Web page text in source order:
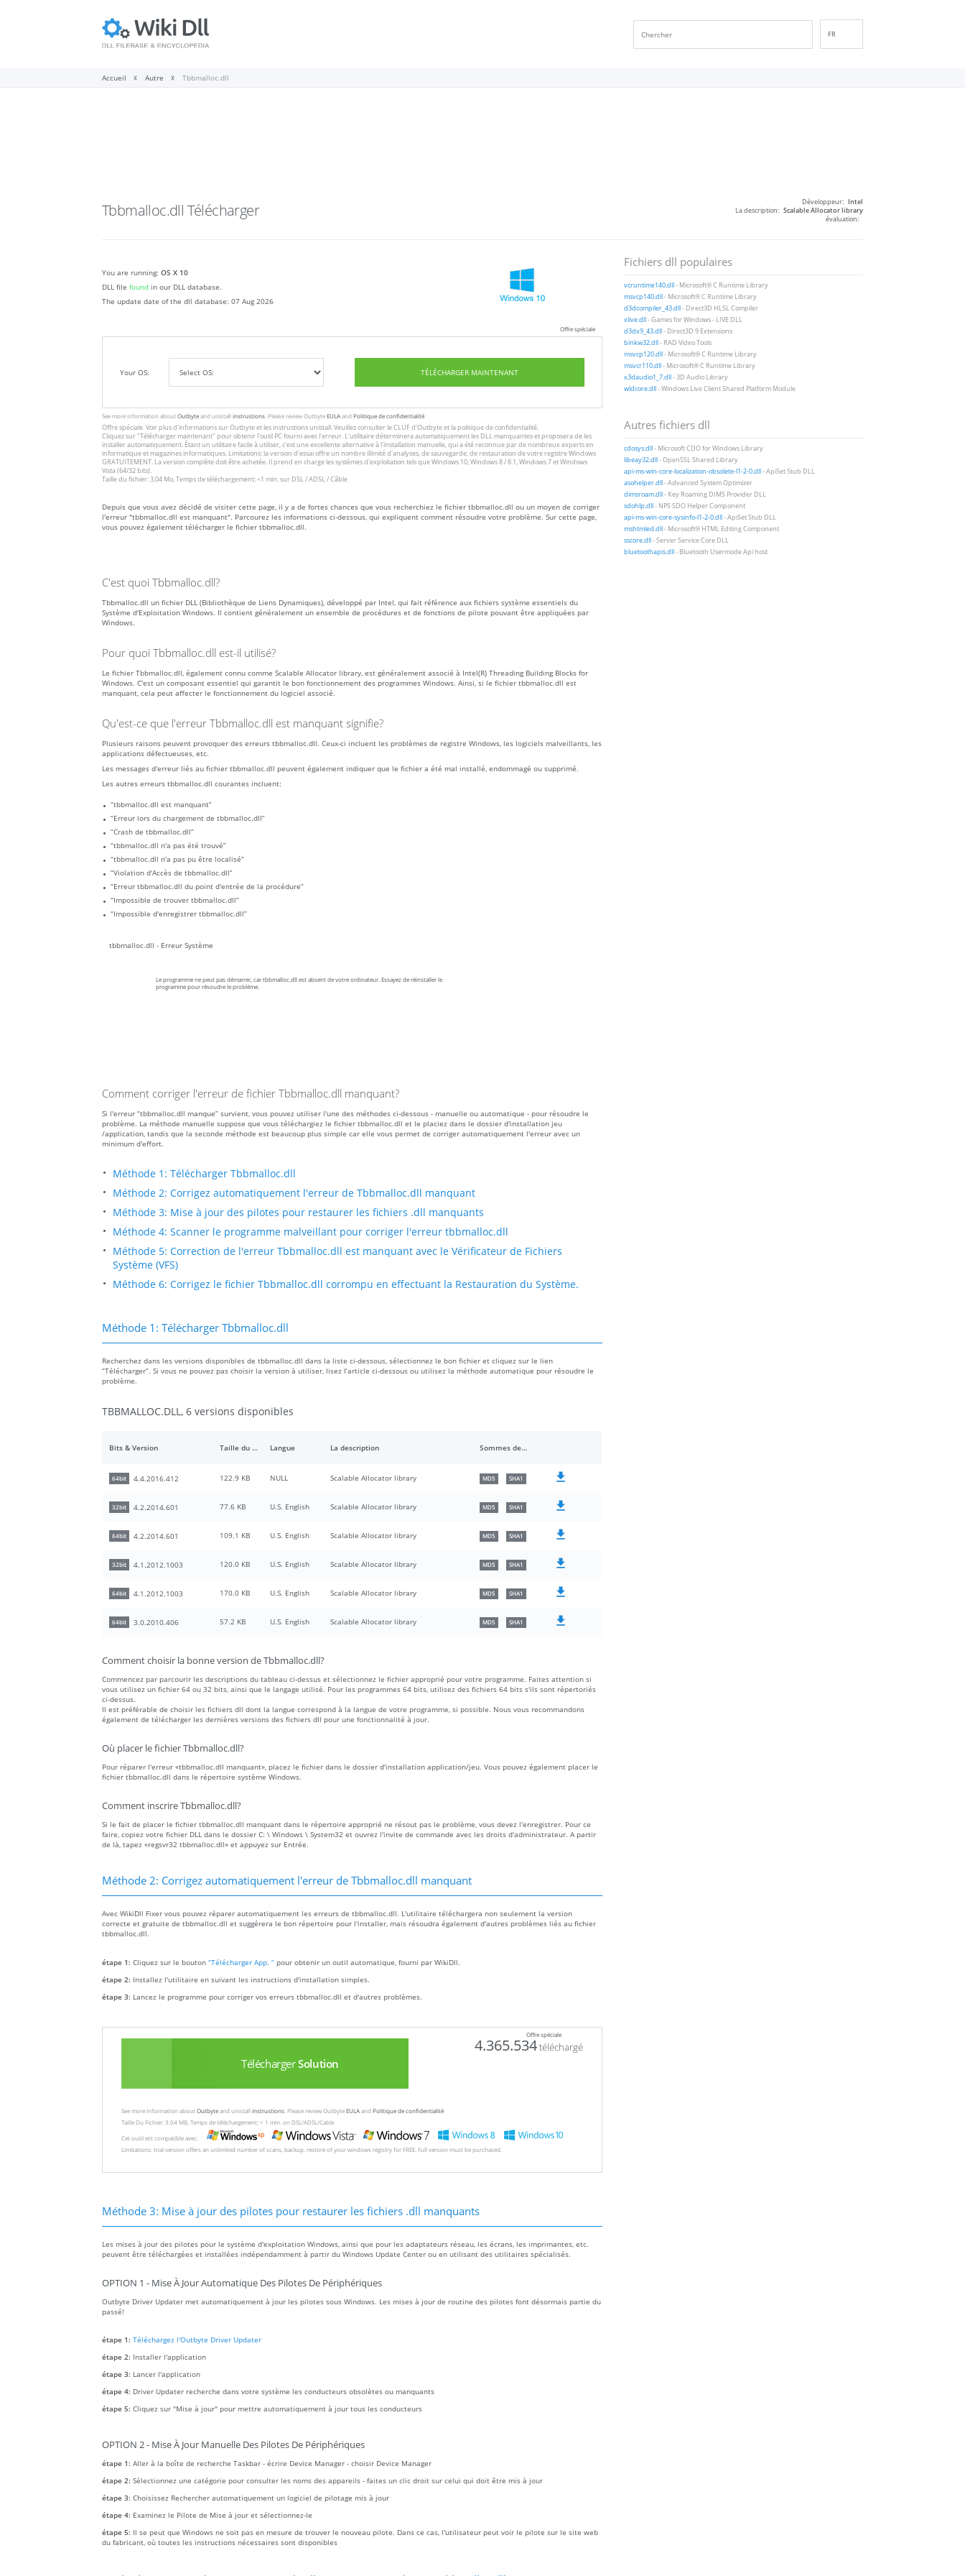
FR
NN
Accueil Autre Tbbmalloc.dll
Tbbmalloc.dll Télécharger Développeur: Intel
La description: Scalable Allocator library
évaluation:
You are running: OS X 10
DLL file found in our DLL database.
The update date of the dll database: 07 Aug 2026
Offre spéciale
Your OS: TÉLÉCHARGER MAINTENANT
See more information about Outbyteand unistallinstrustions . Please review OutbyteEULAandPolitique de confidentialité
Offre spéciale. Voir plus d'informations surOutbyteet lesinstrustions unistall. Veuillez consulter leCLUFd'Outbyte etla politique de confidentialité.
Cliquez sur"Télécharger maintenant" pour obtenir l'outil PC fourni avec l'erreur. L'utilitaire déterminera automatiquement les DLL manquantes et proposera de les
installer automatiquement. Étant un utilitaire facile à utiliser, c'est une excellente alternative à l'installation manuelle, qui a été reconnue par de nombreux experts en
informatique et magazines informatiques. Limitations: la version d'essai offre un nombre illimité d'analyses, de sauvegarde, de restauration de votre registre Windows
GRATUITEMENT. La version complète doit être achetée. Il prend en charge les systèmes d'exploitation tels que Windows 10, Windows 8 / 8.1, Windows 7 et Windows
Vista (64/32 bits).
Taille du fichier: 3,04 Mo, Temps de téléchargement: <1 min. sur DSL / ADSL / Câble
Depuis que vous avez décidé de visiter cette page, il y a de fortes chances que vous recherchiez le fichier tbbmalloc.dll ou un moyen de corriger
l'erreur "tbbmalloc.dll est manquant". Parcourez les informations ci-dessous, qui expliquent comment résoudre votre problème. Sur cette page,
vous pouvez également télécharger le fichier tbbmalloc.dll.
C'est quoi Tbbmalloc.dll?
Tbbmalloc.dll un fichier DLL (Bibliothèque de Liens Dynamiques), développé par Intel, qui fait référence aux fichiers système essentiels du
Système d'Exploitation Windows. Il contient généralement un ensemble de procédures et de fonctions de pilote pouvant être appliquées par
Windows.
Pour quoi Tbbmalloc.dll est-il utilisé?
Le fichier Tbbmalloc.dll, également connu comme Scalable Allocator library, est généralement associé à Intel(R) Threading Building Blocks for
Windows. C'est un composant essentiel qui garantit le bon fonctionnement des programmes Windows. Ainsi, si le fichier tbbmalloc.dll est
manquant, cela peut affecter le fonctionnement du logiciel associé.
Qu'est-ce que l'erreur Tbbmalloc.dll est manquant signifie?
Plusieurs raisons peuvent provoquer des erreurs tbbmalloc.dll. Ceux-ci incluent les problèmes de registre Windows, les logiciels malveillants, les
applications défectueuses, etc.
Les messages d'erreur liés au fichier tbbmalloc.dll peuvent également indiquer que le fichier a été mal installé, endommagé ou supprimé.
Les autres erreurs tbbmalloc.dll courantes incluent:
“tbbmalloc.dll est manquant”
“Erreur lors du chargement de tbbmalloc.dll”
“Crash de tbbmalloc.dll”
“tbbmalloc.dll n'a pas été trouvé”
“tbbmalloc.dll n'a pas pu être localisé”
“Violation d'Accès de tbbmalloc.dll”
“Erreur tbbmalloc.dll du point d'entrée de la procédure”
“Impossible de trouver tbbmalloc.dll”
“Impossible d'enregistrer tbbmalloc.dll”
tbbmalloc.dll - Erreur Système
Le programme ne peut pas démarrer, car tbbmalloc.dll est absent de votre ordinateur. Essayez de réinstaller le
programme pour résoudre le problème.
Comment corriger l'erreur de fichier Tbbmalloc.dll manquant?
Si l'erreur “tbbmalloc.dll manque” survient, vous pouvez utiliser l'une des méthodes ci-dessous - manuelle ou automatique - pour résoudre le
problème. La méthode manuelle suppose que vous téléchargiez le fichier tbbmalloc.dll et le placiez dans le dossier d'installation jeu
/application, tandis que la seconde méthode est beaucoup plus simple car elle vous permet de corriger automatiquement l'erreur avec un
minimum d'effort.
Méthode 1: Télécharger Tbbmalloc.dll
Méthode 2: Corrigez automatiquement l'erreur de Tbbmalloc.dll manquant
Méthode 3: Mise à jour des pilotes pour restaurer les fichiers .dll manquants
Méthode 4: Scanner le programme malveillant pour corriger l'erreur tbbmalloc.dll
Méthode 5: Correction de l'erreur Tbbmalloc.dll est manquant avec le Vérificateur de Fichiers
Système (VFS)
Méthode 6: Corrigez le fichier Tbbmalloc.dll corrompu en effectuant la Restauration du Système.
Méthode 1: Télécharger Tbbmalloc.dll
Recherchez dans les versions disponibles de tbbmalloc.dll dans la liste ci-dessous, sélectionnez le bon fichier et cliquez sur le lien
“Télécharger”. Si vous ne pouvez pas choisir la version à utiliser, lisez l’article ci-dessous ou utilisez la méthode automatique pour résoudre le
problème.
TBBMALLOC.DLL, 6 versions disponibles
Bits & Version Taille du fichier Langue La description Sommes de contrôle
64bit 4.4.2016.412 122.9 KB NULL Scalable Allocator library MD5 SHA1
32bit 4.2.2014.601 77.6 KB U.S. English Scalable Allocator library MD5 SHA1
64bit 4.2.2014.601 109.1 KB U.S. English Scalable Allocator library MD5 SHA1
32bit 4.1.2012.1003 120.0 KB U.S. English Scalable Allocator library MD5 SHA1
64bit 4.1.2012.1003 170.0 KB U.S. English Scalable Allocator library MD5 SHA1
64bit 3.0.2010.406 57.2 KB U.S. English Scalable Allocator library MD5 SHA1
Comment choisir la bonne version de Tbbmalloc.dll?
Commencez par parcourir les descriptions du tableau ci-dessus et sélectionnez le fichier approprié pour votre programme. Faites attention si
vous utilisez un fichier 64 ou 32 bits, ainsi que le langage utilisé. Pour les programmes 64 bits, utilisez des fichiers 64 bits s'ils sont répertoriés
ci-dessus.
Il est préférable de choisir les fichiers dll dont la langue correspond à la langue de votre programme, si possible. Nous vous recommandons
également de télécharger les dernières versions des fichiers dll pour une fonctionnalité à jour.
Où placer le fichier Tbbmalloc.dll?
Pour réparer l'erreur «tbbmalloc.dll manquant», placez le fichier dans le dossier d'installation application/jeu. Vous pouvez également placer le
fichier tbbmalloc.dll dans le répertoire système Windows.
Comment inscrire Tbbmalloc.dll?
Si le fait de placer le fichier tbbmalloc.dll manquant dans le répertoire approprié ne résout pas le problème, vous devez l'enregistrer. Pour ce
faire, copiez votre fichier DLL dans le dossier C: \ Windows \ System32 et ouvrez l'invite de commande avec les droits d'administrateur. A partir
de là, tapez «regsvr32 tbbmalloc.dll» et appuyez sur Entrée.
Méthode 2: Corrigez automatiquement l'erreur de Tbbmalloc.dll manquant
Avec WikiDll Fixer vous pouvez réparer automatiquement les erreurs de tbbmalloc.dll. L'utilitaire téléchargera non seulement la version
correcte et gratuite de tbbmalloc.dll et suggérera le bon répertoire pour l'installer, mais résoudra également d'autres problèmes liés au fichier
tbbmalloc.dll.
étape 1: Cliquez sur le bouton “Télécharger App. ” pour obtenir un outil automatique, fourni par WikiDll.
étape 2: Installez l'utilitaire en suivant les instructions d'installation simples.
étape 3: Lancez le programme pour corriger vos erreurs tbbmalloc.dll et d'autres problèmes.
Offre spéciale
TéléchargerSolution
4.365.534téléchargé
See more information about Outbyteand unistallinstrustions . Please review OutbyteEULAandPolitique de confidentialité
Taille Du Fichier: 3.04 MB, Temps de téléchargement: < 1 min. on DSL/ADSL/Cable
Cet outil est compatible avec:
Limitations: trial version offers an unlimited number of scans, backup, restore of your windows registry for FREE. Full version must be purchased.
Méthode 3: Mise à jour des pilotes pour restaurer les fichiers .dll manquants
Les mises à jour des pilotes pour le système d'exploitation Windows, ainsi que pour les adaptateurs réseau, les écrans, les imprimantes, etc.
peuvent être téléchargées et installées indépendamment à partir du Windows Update Center ou en utilisant des utilitaires spécialisés.
OPTION 1 - Mise À Jour Automatique Des Pilotes De Périphériques
Outbyte Driver Updater met automatiquement à jour les pilotes sous Windows. Les mises à jour de routine des pilotes font désormais partie du
passé!
étape 1: Téléchargez l'Outbyte Driver Updater
étape 2: Installer l'application
étape 3: Lancer l'application
étape 4: Driver Updater recherche dans votre système les conducteurs obsolètes ou manquants
étape 5: Cliquez sur "Mise à jour" pour mettre automatiquement à jour tous les conducteurs
OPTION 2 - Mise À Jour Manuelle Des Pilotes De Périphériques
étape 1: Aller à la boîte de recherche Taskbar - écrire Device Manager - choisir Device Manager
étape 2: Sélectionnez une catégorie pour consulter les noms des appareils - faites un clic droit sur celui qui doit être mis à jour
étape 3: Choisissez Rechercher automatiquement un logiciel de pilotage mis à jour
étape 4: Examinez le Pilote de Mise à jour et sélectionnez-le
étape 5: Il se peut que Windows ne soit pas en mesure de trouver le nouveau pilote. Dans ce cas, l'utilisateur peut voir le pilote sur le site web
du fabricant, où toutes les instructions nécessaires sont disponibles
Fichiers dll populaires
vcruntime140.dll- Microsoft® C Runtime Library
msvcp140.dll- Microsoft® C Runtime Library
d3dcompiler_43.dll- Direct3D HLSL Compiler
xlive.dll- Games for Windows - LIVE DLL
d3dx9_43.dll- Direct3D 9 Extensions
binkw32.dll- RAD Video Tools
msvcp120.dll- Microsoft® C Runtime Library
msvcr110.dll- Microsoft® C Runtime Library
x3daudio1_7.dll- 3D Audio Library
wldcore.dll- Windows Live Client Shared Platform Module
Autres fichiers dll
cdosys.dll- Microsoft CDO for Windows Library
libeay32.dll- OpenSSL Shared Library
api-ms-win-core-localization-obsolete-l1-2-0.dll- ApiSet Stub DLL
asohelper.dll- Advanced System Optimizer
dimsroam.dll- Key Roaming DIMS Provider DLL
sdohlp.dll- NPS SDO Helper Component
api-ms-win-core-sysinfo-l1-2-0.dll- ApiSet Stub DLL
mshtmled.dll- Microsoft® HTML Editing Component
sscore.dll- Server Service Core DLL
bluetoothapis.dll- Bluetooth Usermode Api host